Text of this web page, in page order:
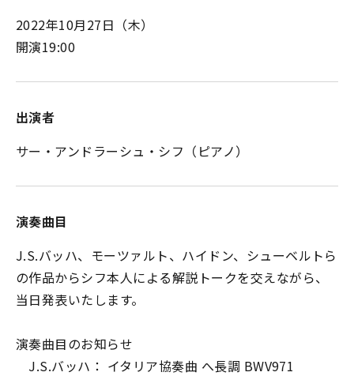
2022年10月27日（木）
開演19:00
出演者
サー・アンドラーシュ・シフ（ピアノ）
演奏曲目
J.S.バッハ、モーツァルト、ハイドン、シューベルトら
の作品からシフ本人による解説トークを交えながら、
当日発表いたします。
演奏曲目のお知らせ
J.S.バッハ： イタリア協奏曲 へ長調 BWV971